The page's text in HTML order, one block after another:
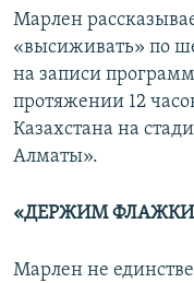
Марлен
«высиживать» по
на записи
протяжении 12
Казахстана на
Алматы».
«ДЕРЖИМ
Марлен не